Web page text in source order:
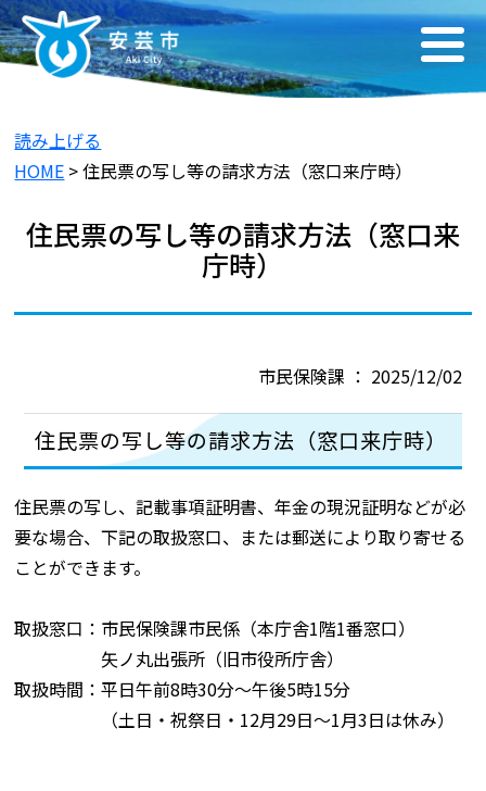
読み上げる
HOME > 住民票の写し等の請求方法（窓口来庁時）
住民票の写し等の請求方法（窓口来
庁時）
市民保険課 ： 2025/12/02
住民票の写し等の請求方法（窓口来庁時）
住民票の写し、記載事項証明書、年金の現況証明などが必
要な場合、下記の取扱窓口、または郵送により取り寄せる
ことができます。
取扱窓口：市民保険課市民係（本庁舎1階1番窓口）
矢ノ丸出張所（旧市役所庁舎）
取扱時間：平日午前8時30分～午後5時15分
（土日・祝祭日・12月29日～1月3日は休み）